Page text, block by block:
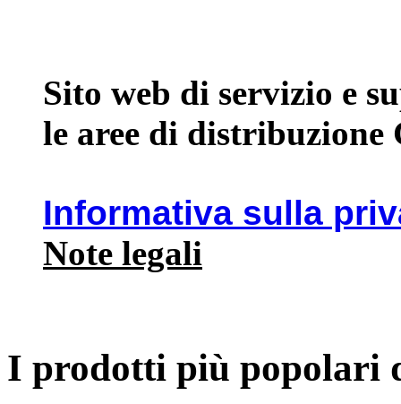
Sito web di servizio e
le aree di distribuzione
Informativa sulla
Note legali
I prodotti più popolari